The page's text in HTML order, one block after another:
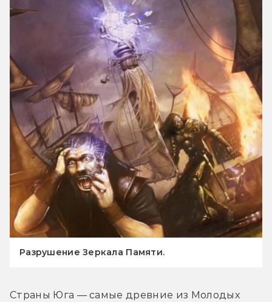
Разрушение Зеркала Памяти.
Страны Юга — самые древние из Молодых